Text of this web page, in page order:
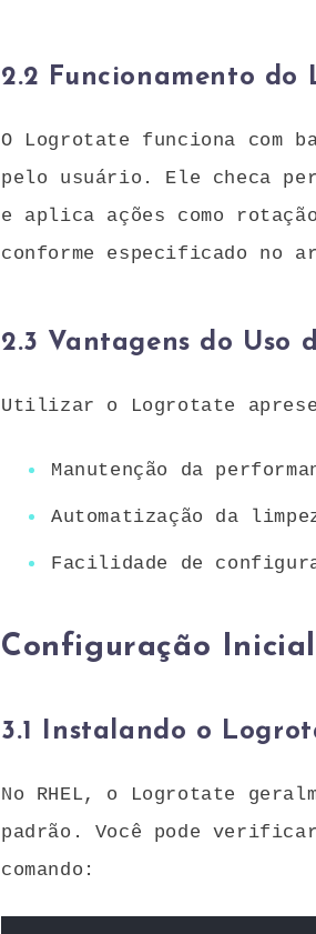
2.2 Funcionamento do
O Logrotate funciona com
pelo usuário. Ele checa
e aplica ações como
conforme especificado no
2.3 Vantagens do Uso
Utilizar o Logrotate
Manutenção da
Automatização da
Facilidade de
Configuração Inicial
3.1 Instalando o
No RHEL, o Logrotate
padrão. Você pode
comando: